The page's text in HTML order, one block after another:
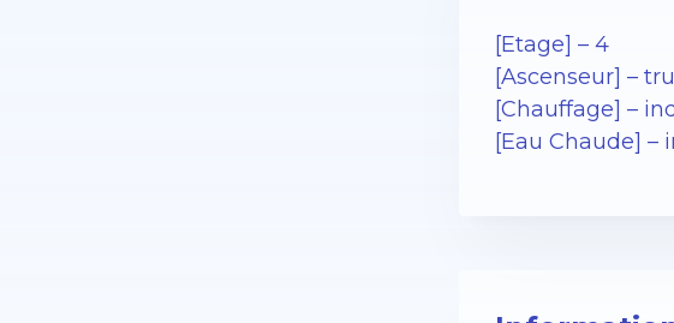
[Etage] – 4
[Ascenseur] –
[Chauffage] –
[Eau Chaude] –